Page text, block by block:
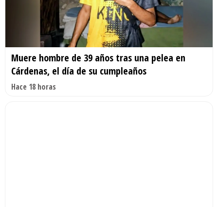
Muere hombre de 39 años tras una pelea en
Cárdenas, el día de su cumpleaños
Hace 18 horas